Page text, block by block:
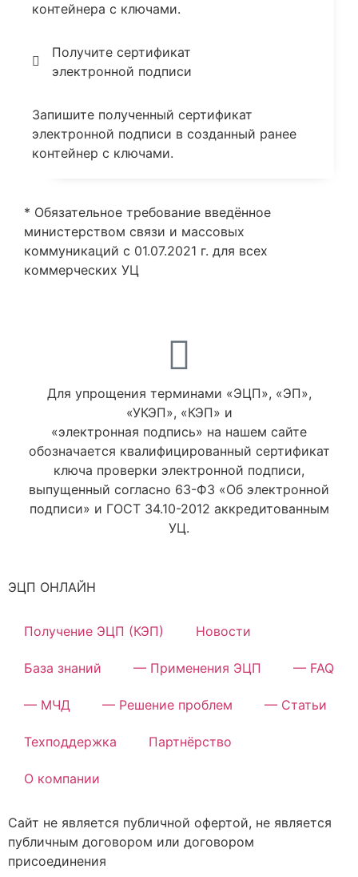
контейнера с ключами.
Получите сертификат
электронной подписи
Запишите полученный сертификат
электронной подписи в созданный ранее
контейнер с ключами.
* Обязательное требование введённое
министерством связи и массовых
коммуникаций с 01.07.2021 г. для всех
коммерческих УЦ
Для упрощения терминами «ЭЦП», «ЭП»,
«УКЭП», «КЭП» и
«электронная подпись» на нашем сайте
обозначается квалифицированный сертификат
ключа проверки электронной подписи,
выпущенный согласно 63-ФЗ «Об электронной
подписи» и ГОСТ 34.10-2012 аккредитованным
УЦ.
ЭЦП ОНЛАЙН
Получение ЭЦП (КЭП) Новости
База знаний — Применения ЭЦП — FAQ
— МЧД — Решение проблем — Статьи
Техподдержка Партнёрство
О компании
Сайт не является публичной офертой, не является
публичным договором или договором
присоединения